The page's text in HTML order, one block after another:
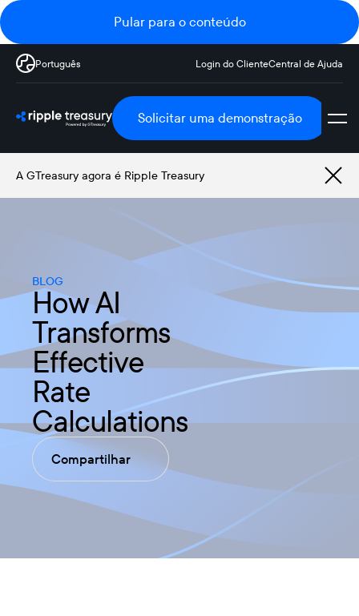
Pular para o conteúdo
Português Login do ClienteCentral de Ajuda
Solicitar uma demonstração
A GTreasury agora é Ripple Treasury
BLOG
How AI
Transforms
Effective
Rate
Calculations
Compartilhar